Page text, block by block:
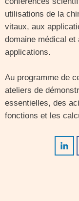
utilisations de la
vitaux, aux
domaine médical
applications.
Au programme de
ateliers de
essentielles, des
fonctions et les